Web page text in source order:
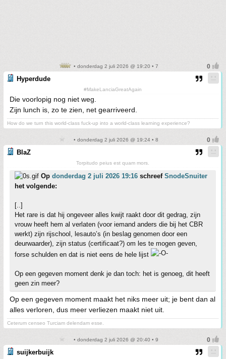
• donderdag 2 juli 2026 @ 19:20 • 7
Hyperdude
#MakeLanciaGreatAgain
Die voorlopig nog niet weg.
Zijn lunch is, zo te zien, net gearriveerd.
How do we turn this world-class fuck-up into a world-class learning experience?
• donderdag 2 juli 2026 @ 19:24 • 8
BlaZ
Torpitudo peius est quam mors.
Op donderdag 2 juli 2026 19:16 schreef SnodeSnuiter
het volgende:
[..]
Het rare is dat hij ongeveer alles kwijt raakt door dit gedrag, zijn
vrouw heeft hem al verlaten (voor iemand anders die bij het CBR
werkt) zijn rijschool, lesauto’s (in beslag genomen door een
deurwaarder), zijn status (certificaat?) om les te mogen geven,
forse schulden en dat is niet eens de hele lijst
Op een gegeven moment denk je dan toch: het is genoeg, dit heeft
geen zin meer?
Op een gegeven moment maakt het niks meer uit; je bent dan al
alles verloren, dus meer verliezen maakt niet uit.
Ceterum censeo Turciam delendam esse.
• donderdag 2 juli 2026 @ 20:40 • 9
suijkerbuijk